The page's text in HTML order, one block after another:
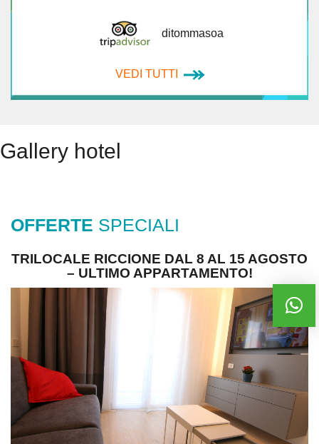
ditommasoa
VEDI TUTTI
Gallery hotel
OFFERTE SPECIALI
OFFERTA SETTEMBRE